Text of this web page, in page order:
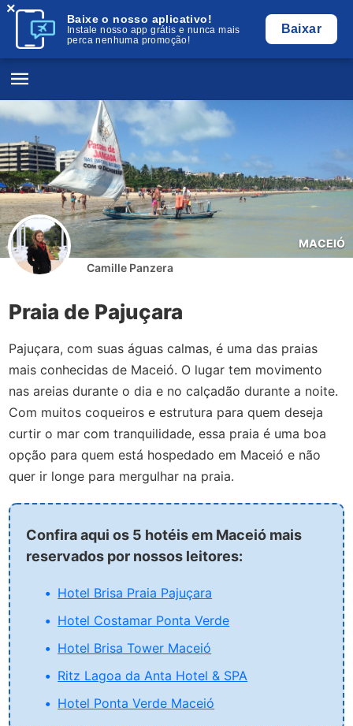
Baixe o nosso aplicativo!
Instale nosso app grátis e nunca mais
perca nenhuma promoção!
Baixar
×
MACEIÓ
Camille Panzera
Praia de Pajuçara
Pajuçara, com suas águas calmas, é uma das praias
mais conhecidas de Maceió. O lugar tem movimento
nas areias durante o dia e no calçadão durante a noite.
Com muitos coqueiros e estrutura para quem deseja
curtir o mar com tranquilidade, essa praia é uma boa
opção para quem está hospedado em Maceió e não
quer ir longe para mergulhar na praia.
Confira aqui os 5 hotéis em Maceió mais
reservados por nossos leitores:
Hotel Brisa Praia Pajuçara
Hotel Costamar Ponta Verde
Hotel Brisa Tower Maceió
Ritz Lagoa da Anta Hotel & SPA
Hotel Ponta Verde Maceió